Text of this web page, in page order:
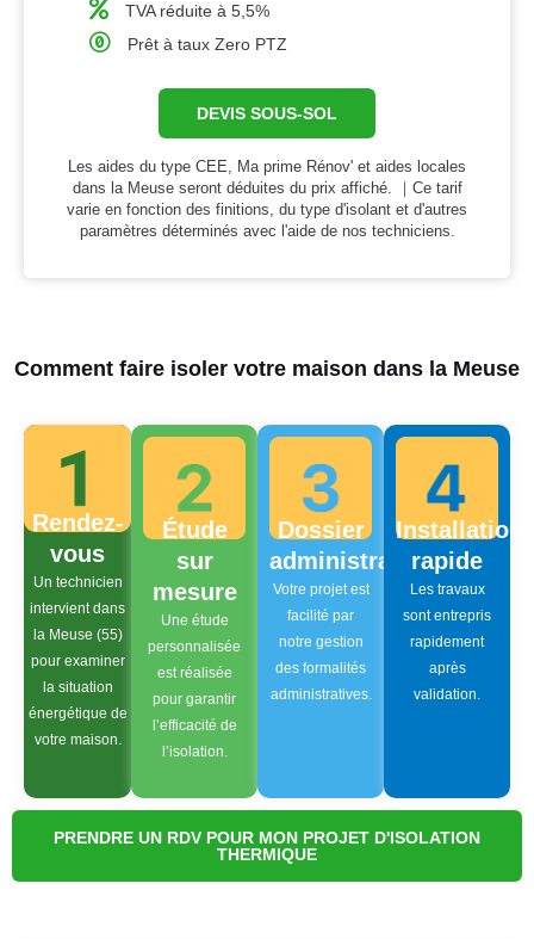
TVA réduite à 5,5%
Prêt à taux Zero PTZ
DEVIS SOUS-SOL
Les aides du type CEE, Ma prime Rénov' et aides locales
dans la Meuse seront déduites du prix affiché. ｜Ce tarif
varie en fonction des finitions, du type d'isolant et d'autres
paramètres déterminés avec l'aide de nos techniciens.
Comment faire isoler votre maison dans la Meuse
Rendez-
vous
Un technicien
intervient dans
la Meuse (55)
pour examiner
la situation
énergétique de
votre maison.
Étude
sur
mesure
Une étude
personnalisée
est réalisée
pour garantir
l’efficacité de
l’isolation.
Dossier
administratif
Votre projet est
facilité par
notre gestion
des formalités
administratives.
Installation
rapide
Les travaux
sont entrepris
rapidement
après
validation.
PRENDRE UN RDV POUR MON PROJET D'ISOLATION
THERMIQUE